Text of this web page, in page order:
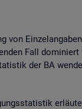
Fall
der BA